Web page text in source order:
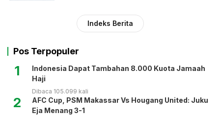
Indeks Berita
Pos Terpopuler
1
Indonesia Dapat Tambahan 8.000 Kuota Jamaah
Haji
Dibaca 105.099 kali
2
AFC Cup, PSM Makassar Vs Hougang United: Juku
Eja Menang 3-1